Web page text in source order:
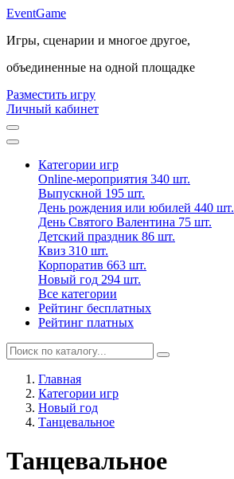
EventGame
Игры, сценарии и многое другое,
объединенные на одной площадке
Разместить игру
Личный кабинет
Категории игр
Online-мероприятия 340 шт.
Выпускной 195 шт.
День рождения или юбилей 440 шт.
День Святого Валентина 75 шт.
Детский праздник 86 шт.
Квиз 310 шт.
Корпоратив 663 шт.
Новый год 294 шт.
Все категории
Рейтинг бесплатных
Рейтинг платных
Главная
Категории игр
Новый год
Танцевальное
Танцевальное